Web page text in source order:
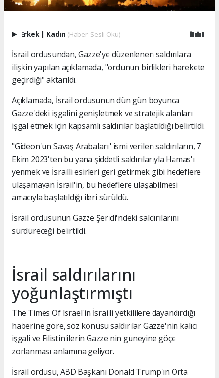
Erkek | Kadın (Haberi Sesli Oku)
İsrail ordusundan, Gazze'ye düzenlenen saldırılara
ilişkin yapılan açıklamada, "ordunun birlikleri harekete
geçirdiği" aktarıldı.
Açıklamada, İsrail ordusunun dün gün boyunca
Gazze'deki işgalini genişletmek ve stratejik alanları
işgal etmek için kapsamlı saldırılar başlatıldığı belirtildi.
"Gideon'un Savaş Arabaları" ismi verilen saldırıların, 7
Ekim 2023'ten bu yana şiddetli saldırılarıyla Hamas'ı
yenmek ve İsrailli esirleri geri getirmek gibi hedeflere
ulaşamayan İsrail'in, bu hedeflere ulaşabilmesi
amacıyla başlatıldığı ileri sürüldü.
İsrail ordusunun Gazze Şeridi'ndeki saldırılarını
sürdüreceği belirtildi.
İsrail saldırılarını
yoğunlaştırmıştı
The Times Of Israel'in İsrailli yetkililere dayandırdığı
haberine göre, söz konusu saldırılar Gazze'nin kalıcı
işgali ve Filistinlilerin Gazze'nin güneyine göçe
zorlanması anlamına geliyor.
İsrail ordusu, ABD Başkanı Donald Trump'ın Orta